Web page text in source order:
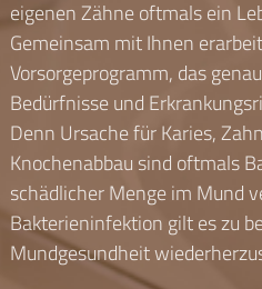
eigenen Zähne oftmals ein
Gemeinsam mit Ihnen
Vorsorgeprogramm, das
Bedürfnisse und
Denn Ursache für Karies,
Knochenabbau sind oftmals
schädlicher Menge im Mund
Bakterieninfektion gilt es zu
Mundgesundheit